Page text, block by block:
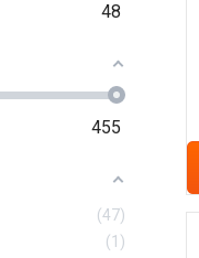
48
455
47
1